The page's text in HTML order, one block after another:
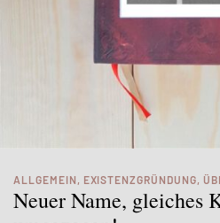
ALLGEMEIN , EXISTENZGRÜNDUNG,
Neuer Name, gleiches